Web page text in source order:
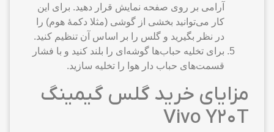
آرامی بر روی صفحه نمایش قرار دهید. برای این
کار می‌توانید بخشی از گوشی (مثلا دکمهٔ هوم) را
در نظر بگیرید و گلس را بر اساس آن تنظیم کنید.
برای تخلیه حباب‌ها گوشه‌ای را بلند کنید و با فشار
قسمت‌های حباب دار هوا را تخلیه سازید.
مزایای خرید گلس گیمینگ
Vivo Y20T